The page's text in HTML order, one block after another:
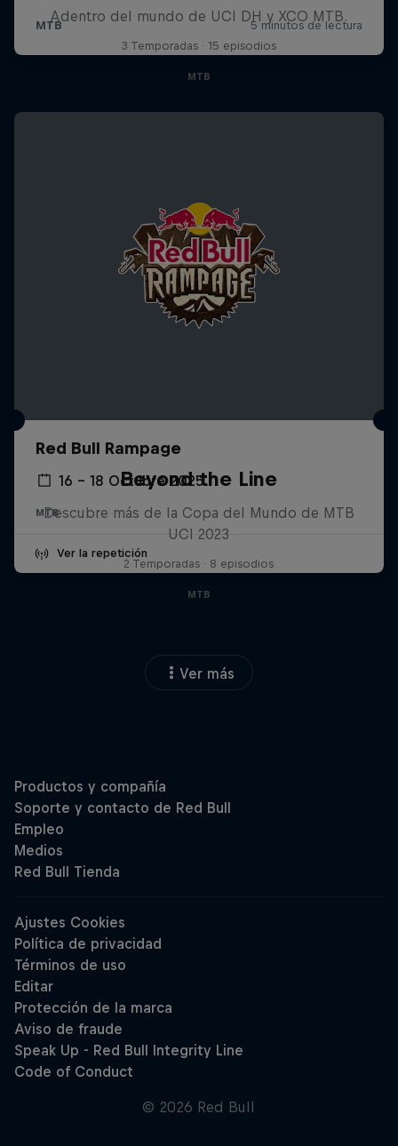
Adentro del mundo de UCI DH y XCO MTB.
3 Temporadas · 15 episodios
MTB
Red Bull Rampage
16 – 18 Octubre 2025
MTB
Ver la repetición
Beyond the Line
Descubre más de la Copa del Mundo de MTB
UCI 2023
2 Temporadas · 8 episodios
MTB
Ver más